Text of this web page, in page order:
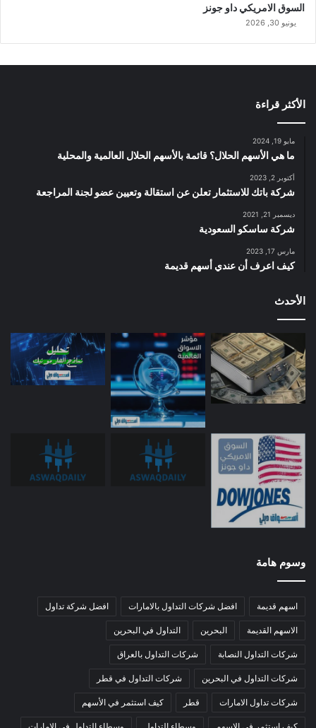
السوق الامريكي داو جونز
يونيو 30, 2026
الأكثر قراءة
مايو 19, 2024
ما هي الأسهم الحلال؟ قائمة بالأسهم الحلال العالمية والمحلية
أكتوبر 2, 2023
شركة باتك للاستثمار تعلن عن استقالة وتعيين عضو لجنة المراجعة
ديسمبر 21, 2021
شركة ساسكو السعودية
مارس 17, 2023
كيف اعرف أن عندي أسهم قديمة
الأحدث
وسوم هامة
اسهم قديمة افضل شركات التداول بالامارات افضل شركة تداول
الاسهم القديمة البحرين التداول في البحرين
شركات التداول النصابة شركات التداول بالعراق
شركات التداول في البحرين شركات التداول في قطر
شركات تداول الامارات قطر كيف استثمر في الأسهم